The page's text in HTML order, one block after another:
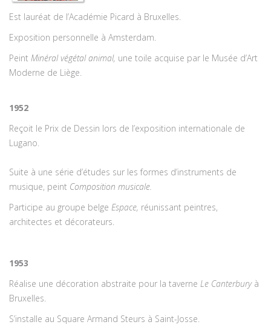
Est lauréat de l’Académie Picard à Bruxelles.
Exposition personnelle à Amsterdam.
Peint Minéral végétal animal, une toile acquise par le Musée d’Art
Moderne de Liège.
1952
Reçoit le Prix de Dessin lors de l’exposition internationale de
Lugano.
Suite à une série d’études sur les formes d’instruments de
musique, peint Composition musicale.
Participe au groupe belge Espace, réunissant peintres,
architectes et décorateurs.
1953
Réalise une décoration abstraite pour la taverne Le Canterburyà
Bruxelles.
S’installe au Square Armand Steurs à Saint-Josse.